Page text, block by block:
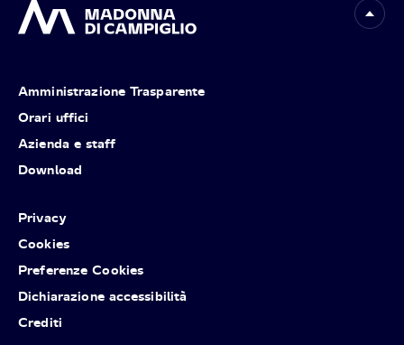
Amministrazione Trasparente
Orari uffici
Azienda e staff
Download
Privacy
Cookies
Preferenze Cookies
Dichiarazione accessibilità
Crediti